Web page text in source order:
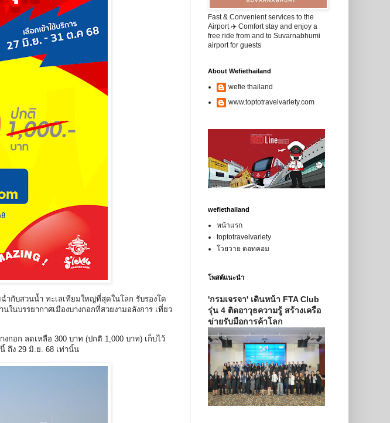
ำกับสวนน้ำ ทะเลเทียมใหญ่ที่สุดในโลก รับรองโด
นบรรยากาศเมืองบางกอกที่สวยงามอลังการ เที่ยว
อก ลดเหลือ 300 บาท (ปกติ 1,000 บาท) เก็บไว้
ถึง 29 มิ.ย. 68 เท่านั้น
Fast & Convenient services to the
Airport ✈️ Comfort stay and enjoy a
free ride from and to Suvarnabhumi
airport for guests
About Wefiethailand
wefie thailand
www.toptotravelvariety.com
wefiethailand
หน้าแรก
toptotravelvariety
โวยวาย ดอทคอม
โพสต์แนะนำ
'กรมเจรจา' เดินหน้า FTA Club
รุ่น 4 ติดอาวุธความรู้ สร้างเครือ
ข่ายรับมือการค้าโลก